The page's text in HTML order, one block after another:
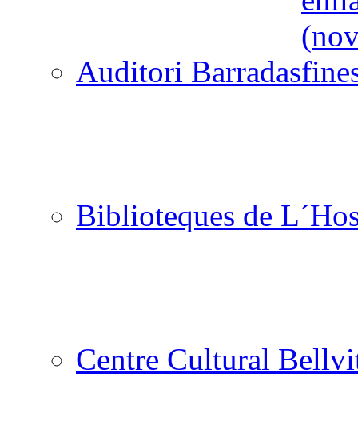
Auditori Barradas
Biblioteques de
Centre Cultural